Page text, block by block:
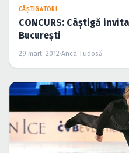
CÂŞTIGĂTORI
CONCURS: Câştigă
Bucureşti
29 mart. 2012·Anca Tudosă